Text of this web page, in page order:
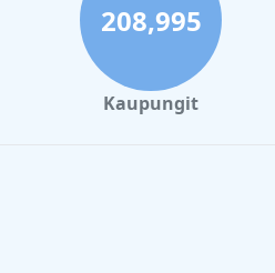
208,995
Kaupungit